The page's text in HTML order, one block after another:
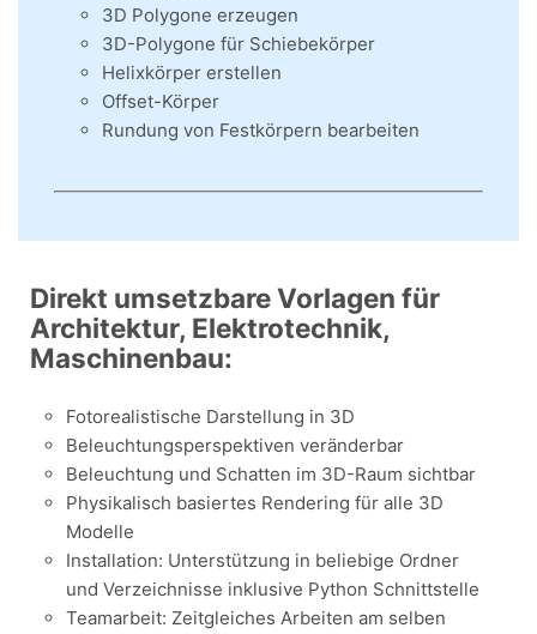
3D Polygone erzeugen
3D-Polygone für Schiebekörper
Helixkörper erstellen
Offset-Körper
Rundung von Festkörpern bearbeiten
Direkt umsetzbare Vorlagen für
Architektur, Elektrotechnik,
Maschinenbau:
Fotorealistische Darstellung in 3D
Beleuchtungsperspektiven veränderbar
Beleuchtung und Schatten im 3D-Raum sichtbar
Physikalisch basiertes Rendering für alle 3D
Modelle
Installation: Unterstützung in beliebige Ordner
und Verzeichnisse inklusive Python Schnittstelle
Teamarbeit: Zeitgleiches Arbeiten am selben